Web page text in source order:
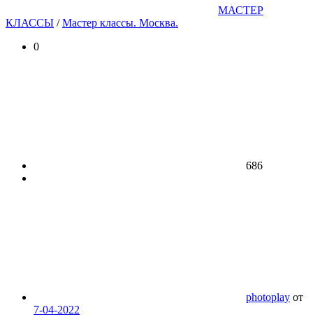
МАСТЕР
КЛАССЫ /Мастер классы. Москва.
0
686
photoplay от
7-04-2022